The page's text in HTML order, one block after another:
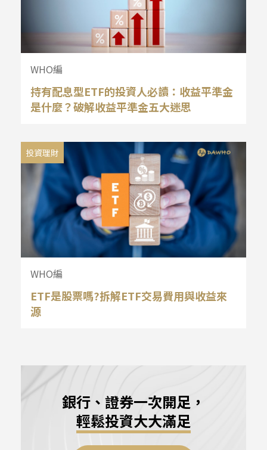
WHO編
持有配息型ETF的投資人必讀：收益平準金
是什麼？破解收益平準金五大迷思
投資理財
WHO編
ETF是股票嗎?拆解ETF交易費用與收益來
源
銀行、證券一次開足，
輕鬆投資大大滿足